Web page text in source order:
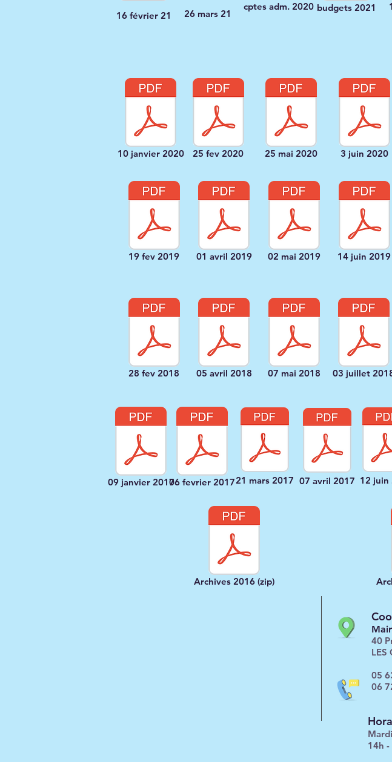
16 février 21
cptes adm. 2020 budgets 2021
26 mars 21
10 janvier 2020 25 fev 2020 25 mai 2020 3 juin 2020
19 fev 2019 01 avril 2019 02 mai 2019 14 juin 2019
28 fev 2018 05 avril 2018 07 mai 2018 03 juillet
09 janvier 201706 fevrier 201721 mars 2017 07 avril 2017 12 juin
Archives 2016 (zip)
40
LES
05
06
14h -